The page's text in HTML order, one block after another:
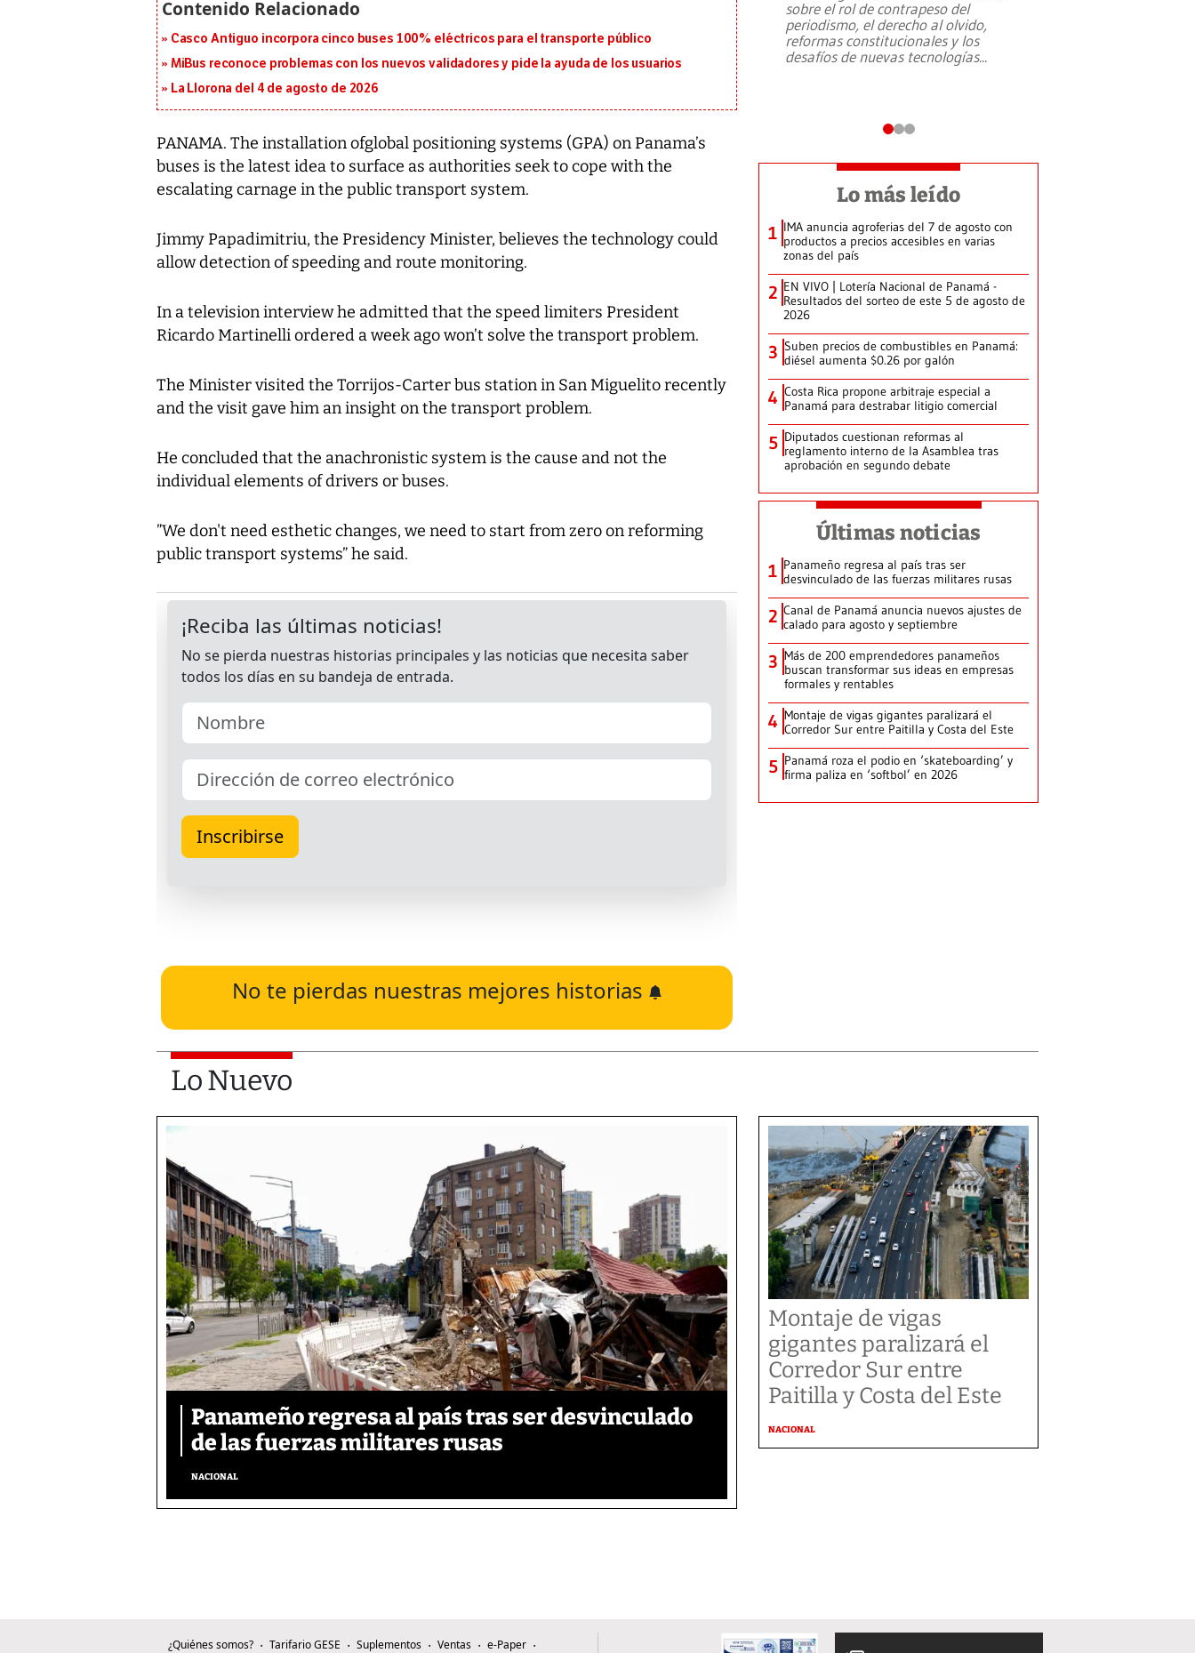
Casco Antiguo incorpora cinco buses 100% eléctricos para el transporte público
MiBus reconoce problemas con los nuevos validadores y pide la ayuda de los usuarios
La Llorona del 4 de agosto de 2026
PANAMA. The installation ofglobal positioning systems (GPA) on Panama’s
buses is the latest idea to surface as authorities seek to cope with the
escalating carnage in the public transport system.
Jimmy Papadimitriu, the Presidency Minister, believes the technology could
allow detection of speeding and route monitoring.
In a television interview he admitted that the speed limiters President
Ricardo Martinelli ordered a week ago won’t solve the transport problem.
The Minister visited the Torrijos-Carter bus station in San Miguelito recently
and the visit gave him an insight on the transport problem.
He concluded that the anachronistic system is the cause and not the
individual elements of drivers or buses.
”We don't need esthetic changes, we need to start from zero on reforming
public transport systems” he said.
No te pierdas nuestras mejores historias
sobre el rol de contrapeso del
periodismo, el derecho al olvido,
reformas constitucionales y los
desafíos de nuevas tecnologías...
Lo más leído
1 IMA anuncia agroferias del 7 de agosto con
productos a precios accesibles en varias
zonas del país
2 EN VIVO | Lotería Nacional de Panamá -
Resultados del sorteo de este 5 de agosto de
2026
3 Suben precios de combustibles en Panamá:
diésel aumenta $0.26 por galón
4 Costa Rica propone arbitraje especial a
Panamá para destrabar litigio comercial
5 Diputados cuestionan reformas al
reglamento interno de la Asamblea tras
aprobación en segundo debate
Últimas noticias
1 Panameño regresa al país tras ser
desvinculado de las fuerzas militares rusas
2 Canal de Panamá anuncia nuevos ajustes de
calado para agosto y septiembre
3 Más de 200 emprendedores panameños
buscan transformar sus ideas en empresas
formales y rentables
4 Montaje de vigas gigantes paralizará el
Corredor Sur entre Paitilla y Costa del Este
5 Panamá roza el podio en ‘skateboarding’ y
firma paliza en ‘softbol’ en 2026
Lo Nuevo
Panameño regresa al país tras ser desvinculado
de las fuerzas militares rusas
NACIONAL
Montaje de vigas
gigantes paralizará el
Corredor Sur entre
Paitilla y Costa del Este
NACIONAL
¿Quiénes somos? Tarifario GESE Suplementos Ventas e-Paper